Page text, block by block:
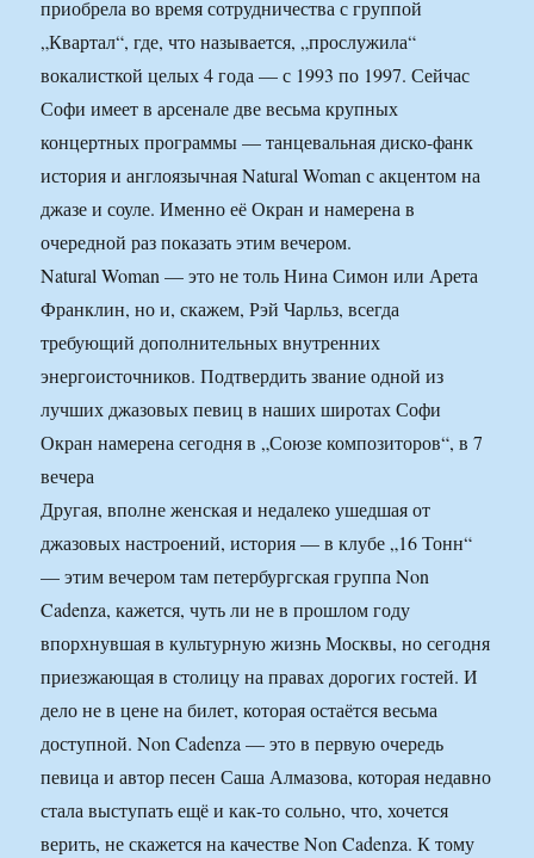
приобрела во время сотрудничества с группой
„Квартал“, где, что называется, „прослужила“
вокалисткой целых 4 года — с 1993 по 1997. Сейчас
Софи имеет в арсенале две весьма крупных
концертных программы — танцевальная диско-фанк
история и англоязычная Natural Woman с акцентом на
джазе и соуле. Именно её Окран и намерена в
очередной раз показать этим вечером.
Natural Woman — это не толь Нина Симон или Арета
Франклин, но и, скажем, Рэй Чарльз, всегда
требующий дополнительных внутренних
энергоисточников. Подтвердить звание одной из
лучших джазовых певиц в наших широтах Софи
Окран намерена сегодня в „Союзе композиторов“, в 7
вечера
Другая, вполне женская и недалеко ушедшая от
джазовых настроений, история — в клубе „16 Тонн“
— этим вечером там петербургская группа Non
Cadenza, кажется, чуть ли не в прошлом году
впорхнувшая в культурную жизнь Москвы, но сегодня
приезжающая в столицу на правах дорогих гостей. И
дело не в цене на билет, которая остаётся весьма
доступной. Non Cadenza — это в первую очередь
певица и автор песен Саша Алмазова, которая недавно
стала выступать ещё и как-то сольно, что, хочется
верить, не скажется на качестве Non Cadenza. К тому